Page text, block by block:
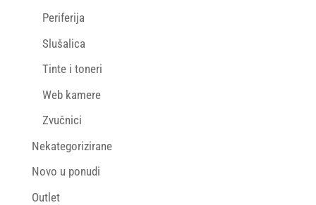
Periferija
Slušalica
Tinte i toneri
Web kamere
Zvučnici
Nekategorizirane
Novo u ponudi
Outlet